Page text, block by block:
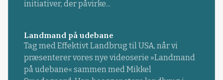
initiativer, der påvirke...
Landmand på udebane
Tag med Effektivt Landbrug til USA, når vi
præsenterer vores nye videoserie »Landmand
på udebane« sammen med Mikkel